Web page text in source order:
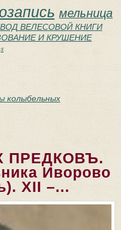
мельница
ВЕЛЕСОВОЙ КНИГИ
И КРУШЕНИЕ
колыбельных
ПРЕДКОВЪ.
Иворово
XII –...